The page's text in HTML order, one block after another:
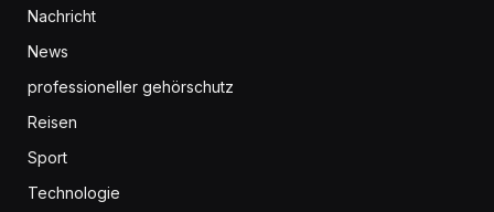
Nachricht
News
professioneller gehörschutz
Reisen
Sport
Technologie